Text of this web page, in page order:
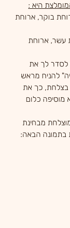
היא :
בוקר, ארוחת
עשר, ארוחת
לסדר לך את
להניח מראש
בצלחת, כך את
מוסיפה כלום
מבחינת
בתמונה הבאה: